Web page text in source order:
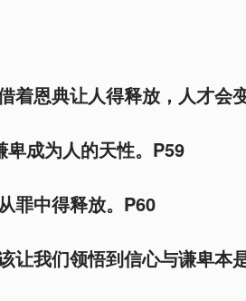
着恩典让人得释放，人才会
成为人的天性。P59
罪中得释放。P60
让我们领悟到信心与谦卑本